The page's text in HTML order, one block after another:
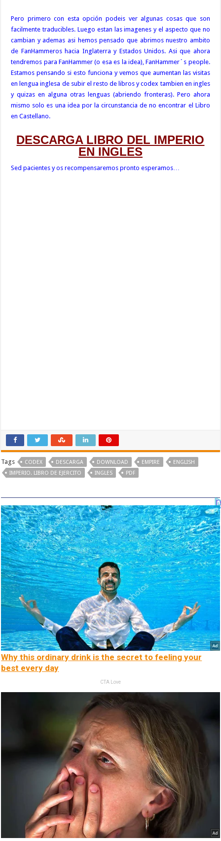
Pero primero con esta opción podeis ver algunas cosas que son
facilmente traducibles. Luego estan las imagenes y el aspecto que no
cambian y ademas asi hemos pensado que abrimos nuestro ambito
de FanHammeros hacia Inglaterra y Estados Unidos. Asi que ahora
tendremos para FanHammer (o esa es la idea), FanHammer´s people.
Estamos pensando si esto funciona y vemos que aumentan las visitas
en lengua inglesa de subir el resto de libros y codex tambien en ingles
y quizas en alguna otras lenguas (abriendo fronteras). Pero ahora
mismo solo es una idea por la circunstancia de no encontrar el Libro
en Castellano.
DESCARGA LIBRO DEL IMPERIO
EN INGLES
Sed pacientes y os recompensaremos pronto esperamos…
Tags CODEX DESCARGA DOWNLOAD EMPIRE
ENGLISH
IMPERIO. LIBRO DE EJERCITO
INGLES PDF
Why this ordinary drink is the secret to feeling your
best every day
CTA Love